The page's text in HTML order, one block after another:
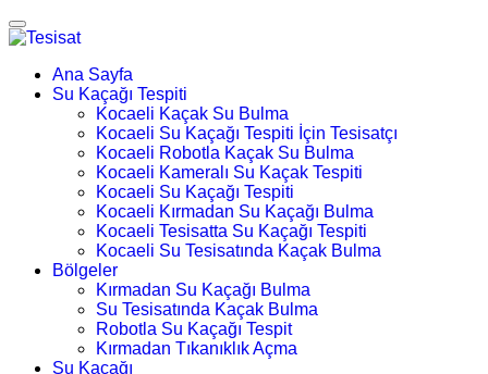
Ana Sayfa
Su Kaçağı Tespiti
Kocaeli Kaçak Su Bulma
Kocaeli Su Kaçağı Tespiti İçin Tesisatçı
Kocaeli Robotla Kaçak Su Bulma
Kocaeli Kameralı Su Kaçak Tespiti
Kocaeli Su Kaçağı Tespiti
Kocaeli Kırmadan Su Kaçağı Bulma
Kocaeli Tesisatta Su Kaçağı Tespiti
Kocaeli Su Tesisatında Kaçak Bulma
Bölgeler
Kırmadan Su Kaçağı Bulma
Su Tesisatında Kaçak Bulma
Robotla Su Kaçağı Tespit
Kırmadan Tıkanıklık Açma
Su Kaçağı